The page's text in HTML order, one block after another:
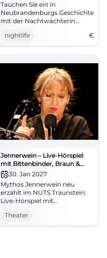
Tauchen Sie ein in
Neubrandenburgs Geschichte
mit der Nachtwächterin
voller Geschichten und
Anekdoten.
nightlife €
Jennerwein – Live-Hörspiel
mit Bittenbinder, Braun &
Murr30. Jan 2027
Mythos Jennerwein neu
erzählt im NUTS Traunstein:
Live‑Hörspiel mit
dazu vogelwilde Musik.
30.01.2027, 20:00 Uhr.
Theater